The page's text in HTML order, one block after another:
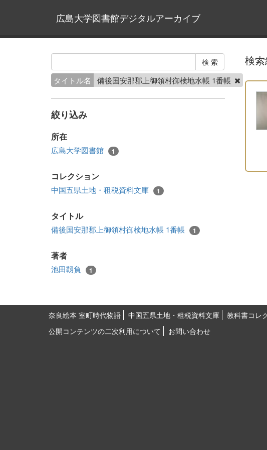
広島大学図書館デジタルアーカイブ
タイトル名 備後国安那郡上御領村御検地水帳 1番帳
絞り込み
所在
広島大学図書館 1
コレクション
中国五県土地・租税資料文庫 1
タイトル
備後国安那郡上御領村御検地水帳 1番帳 1
著者
池田靱負 1
検
奈良絵本 室町時代物語 中国五県土地・租税資料文庫
教科書コレ
公開コンテンツの二次利用について
お問い合わせ